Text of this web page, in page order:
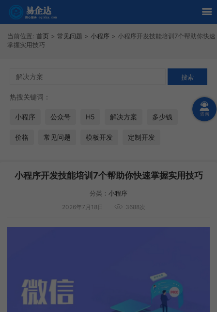
当前位置: 首页 > 常见问题 > 小程序 > 小程序开发技能培训7个帮助你快速
掌握实用技巧
热搜关键词：
小程序 公众号 H5 解决方案 多少钱
价格 常见问题 模板开发 定制开发
小程序开发技能培训7个帮助你快速掌握实用技巧
分类： 小程序
2026年7月18日 3688次